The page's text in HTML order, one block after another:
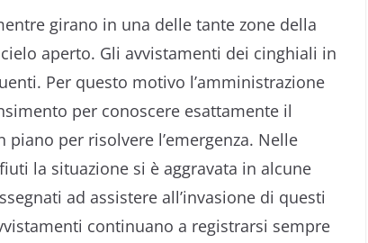
girano in una delle tante zone della
aperto. Gli avvistamenti dei cinghiali in
Per questo motivo l’amministrazione
per conoscere esattamente il
per risolvere l’emergenza. Nelle
la situazione si è aggravata in alcune
ad assistere all’invasione di questi
continuano a registrarsi sempre